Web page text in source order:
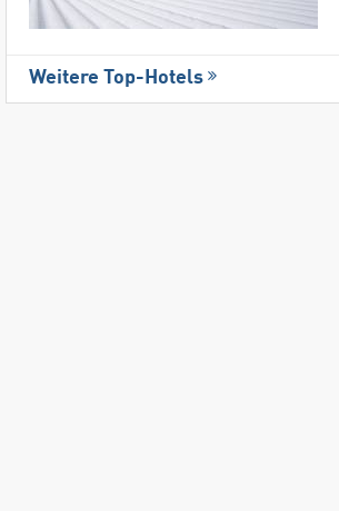
Weitere Top-Hotels